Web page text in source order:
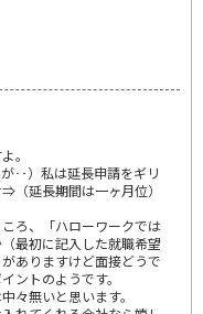
。
が‥）私は延長申請をギリ
（延長期間は一ヶ月位）
ろ、「ハローワークでは
最初に記入した就職希望
ありますけど面接どうで
ントのようです。
々無いと思います。